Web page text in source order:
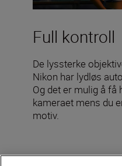
Full kontroll
De lyssterke
Nikon har lydløs
Og det er mulig å få
kameraet mens du
motiv.